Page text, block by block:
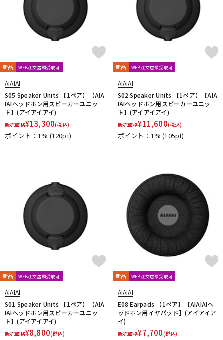
新品 WEB注文店頭受取可
AIAIAI
S05 Speaker Units 【1ペア】【AIA
IAIヘッドホン用スピーカーユニッ
ト】(アイアイアイ)
販売価格¥13,300(税込)
ポイント：1% (120pt)
新品 WEB注文店頭受取可
AIAIAI
S02 Speaker Units 【1ペア】【AIA
IAIヘッドホン用スピーカーユニッ
ト】(アイアイアイ)
販売価格¥11,600(税込)
ポイント：1%(105pt)
新品 WEB注文店頭受取可
AIAIAI
S01 Speaker Units 【1ペア】【AIA
IAIヘッドホン用スピーカーユニッ
ト】(アイアイアイ)
販売価格¥8,800(税込)
新品 WEB注文店頭受取可
AIAIAI
E08 Earpads 【1ペア】【AIAIAIヘ
ッドホン用イヤパッド】(アイアイア
イ)
販売価格¥7,700(税込)